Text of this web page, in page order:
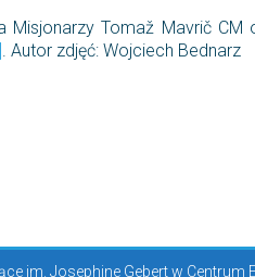
Misjonarzy Tomaž Mavrič
. Autor zdjęć: Wojciech Bednarz
im. Josephine Gebert w Centrum